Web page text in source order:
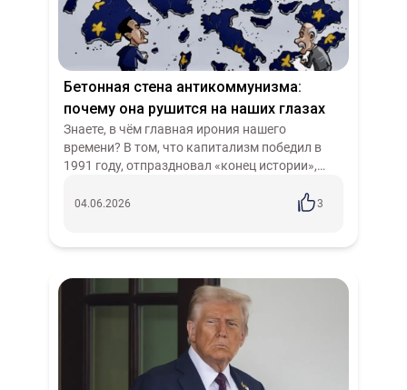
Бетонная стена антикоммунизма:
почему она рушится на наших глазах
Знаете, в чём главная ирония нашего
времени? В том, что капитализм победил в
1991 году, отпраздновал «конец истории»,
кирпичикам, объявил рыночные отношения
04.06.2026 3